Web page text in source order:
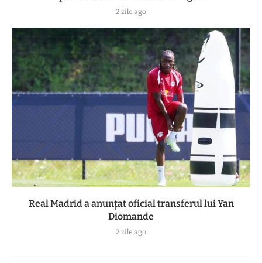
2 zile ago
Real Madrid a anunțat oficial transferul lui Yan
Diomande
2 zile ago